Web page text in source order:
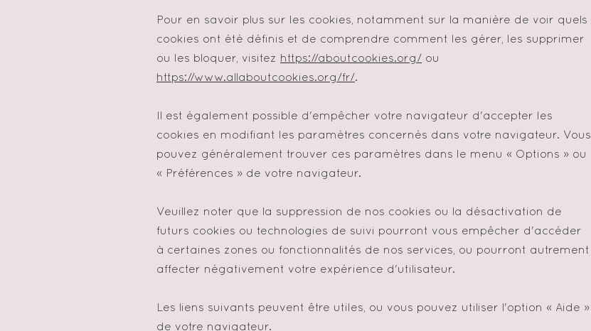
Pour en savoir plus sur les cookies, notamment sur la manière de voir quels
cookies ont été définis et de comprendre comment les gérer, les supprimer
ou les bloquer, visitez https://aboutcookies.org/ ou
https://www.allaboutcookies.org/fr/.
Il est également possible d'empêcher votre navigateur d'accepter les
cookies en modifiant les paramètres concernés dans votre navigateur. Vous
pouvez généralement trouver ces paramètres dans le menu « Options » ou
« Préférences » de votre navigateur.
Veuillez noter que la suppression de nos cookies ou la désactivation de
futurs cookies ou technologies de suivi pourront vous empêcher d'accéder
à certaines zones ou fonctionnalités de nos services, ou pourront autrement
affecter négativement votre expérience d'utilisateur.
Les liens suivants peuvent être utiles, ou vous pouvez utiliser l'option « Aide »
de votre navigateur.